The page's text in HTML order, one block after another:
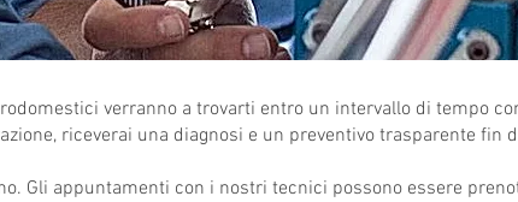
verranno a trovarti entro un intervallo di tempo
riceverai una diagnosi e un preventivo trasparente fin
Gli appuntamenti con i nostri tecnici possono essere